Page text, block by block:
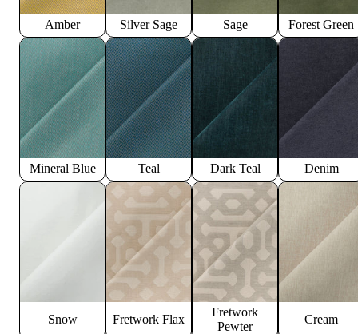
Amber Silver Sage Sage Forest Green
Mineral Blue Teal Dark Teal Denim
Snow Fretwork Flax
Fretwork
Pewter
Cream